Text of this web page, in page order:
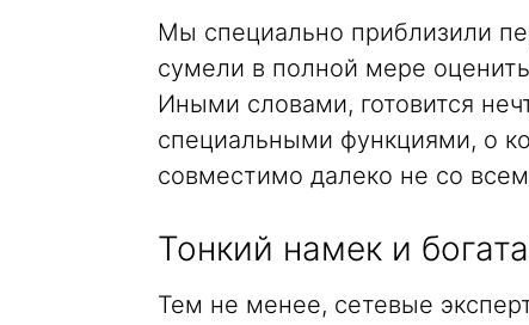
Мы специально приблизили
сумели в полной мере
Иными словами, готовится
специальными функциями, о
совместимо далеко не со
Тонкий намек и
Тем не менее, сетевые